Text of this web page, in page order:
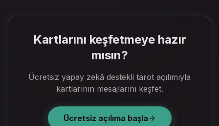
Kartlarını keşfetmeye hazır
mısın?
Ücretsiz yapay zekâ destekli tarot açılımıyla
kartlarının mesajlarını keşfet.
Ücretsiz açılıma başla